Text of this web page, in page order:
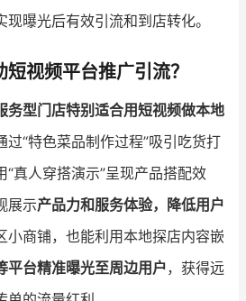
曝光后有效引流和到店转化。
视频平台推广引流？
务型门店特别适合用短视频做本地
过“特色菜品制作过程”吸引吃货打
“真人穿搭演示”呈现产品搭配效
展示产品力和服务体验，降低用户
小商铺，也能利用本地探店内容嵌
平台精准曝光至周边用户，获得远